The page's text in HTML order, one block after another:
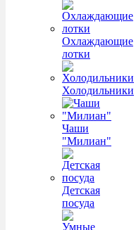
Охлаждающие
лотки
Холодильники
Чаши
"Милиан"
Детская
посуда